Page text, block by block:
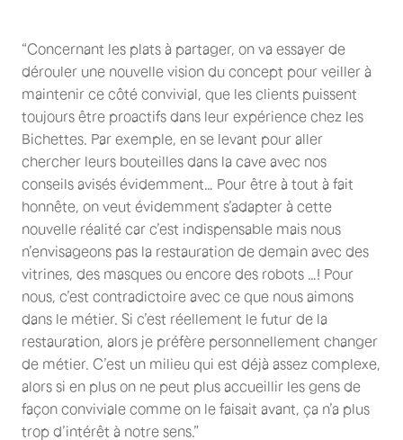
“Concernant les plats à partager, on va essayer de
dérouler une nouvelle vision du concept pour veiller à
maintenir ce côté convivial, que les clients puissent
toujours être proactifs dans leur expérience chez les
Bichettes. Par exemple, en se levant pour aller
chercher leurs bouteilles dans la cave avec nos
conseils avisés évidemment… Pour être à tout à fait
honnête, on veut évidemment s’adapter à cette
nouvelle réalité car c’est indispensable mais nous
n’envisageons pas la restauration de demain avec des
vitrines, des masques ou encore des robots …! Pour
nous, c’est contradictoire avec ce que nous aimons
dans le métier. Si c’est réellement le futur de la
restauration, alors je préfère personnellement changer
de métier. C’est un milieu qui est déjà assez complexe,
alors si en plus on ne peut plus accueillir les gens de
façon conviviale comme on le faisait avant, ça n’a plus
trop d’intérêt à notre sens.”